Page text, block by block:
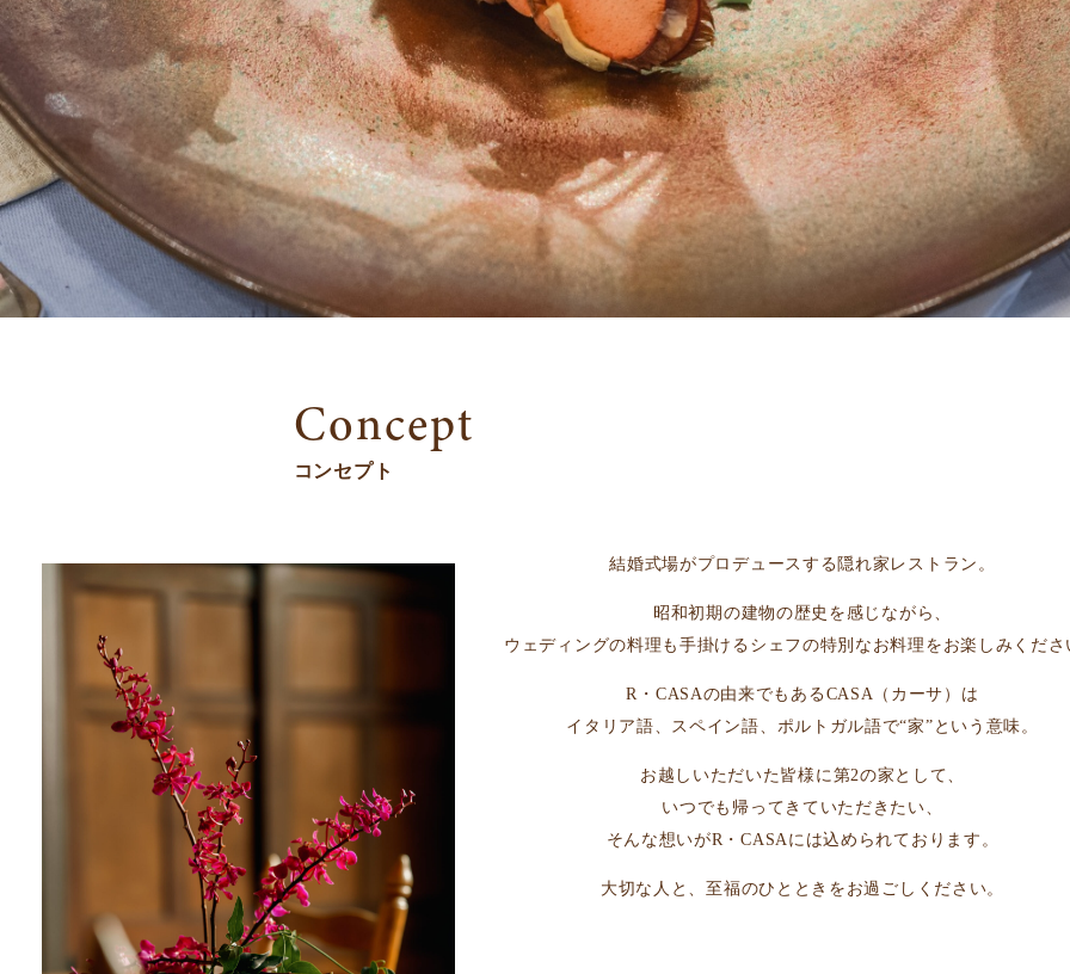
Concept
コンセプト
結婚式場がプロデュースする隠れ家レストラン。
昭和初期の建物の歴史を感じながら、
ウェディングの料理も手掛けるシェフの特別なお料理をお楽しみくださ
R・CASAの由来でもあるCASA（カーサ）は
イタリア語、スペイン語、ポルトガル語で“家”という意味。
お越しいただいた皆様に第2の家として、
いつでも帰ってきていただきたい、
そんな想いがR・CASAには込められております。
大切な人と、至福のひとときをお過ごしください。